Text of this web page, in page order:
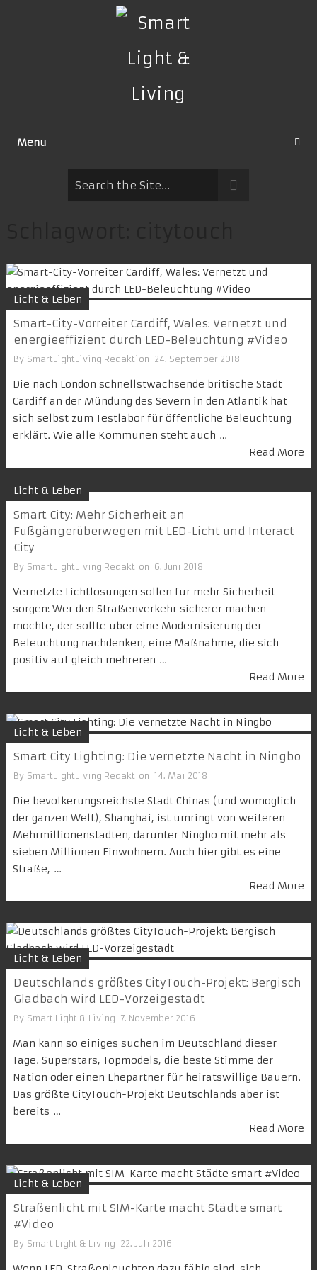
Menu
Licht & Leben
Smart-City-Vorreiter Cardiff, Wales: Vernetzt und
energieeffizient durch LED-Beleuchtung #Video
By SmartLightLiving Redaktion 24. September 2018
Die nach London schnellstwachsende britische Stadt
Cardiff an der Mündung des Severn in den Atlantik hat
sich selbst zum Testlabor für öffentliche Beleuchtung
erklärt. Wie alle Kommunen steht auch …
Read More
Licht & Leben
Smart City: Mehr Sicherheit an
Fußgängerüberwegen mit LED-Licht und Interact
City
By SmartLightLiving Redaktion 6. Juni 2018
Vernetzte Lichtlösungen sollen für mehr Sicherheit
sorgen: Wer den Straßenverkehr sicherer machen
möchte, der sollte über eine Modernisierung der
Beleuchtung nachdenken, eine Maßnahme, die sich
positiv auf gleich mehreren …
Read More
Licht & Leben
Smart City Lighting: Die vernetzte Nacht in Ningbo
By SmartLightLiving Redaktion 14. Mai 2018
Die bevölkerungsreichste Stadt Chinas (und womöglich
der ganzen Welt), Shanghai, ist umringt von weiteren
Mehrmillionenstädten, darunter Ningbo mit mehr als
sieben Millionen Einwohnern. Auch hier gibt es eine
Straße, …
Read More
Licht & Leben
Deutschlands größtes CityTouch-Projekt: Bergisch
Gladbach wird LED-Vorzeigestadt
By Smart Light & Living 7. November 2016
Man kann so einiges suchen im Deutschland dieser
Tage. Superstars, Topmodels, die beste Stimme der
Nation oder einen Ehepartner für heiratswillige Bauern.
Das größte CityTouch-Projekt Deutschlands aber ist
bereits …
Read More
Licht & Leben
Straßenlicht mit SIM-Karte macht Städte smart
#Video
By Smart Light & Living 22. Juli 2016